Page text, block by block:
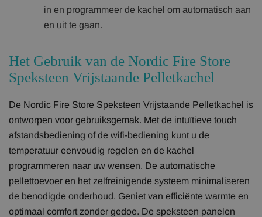
in en programmeer de kachel om automatisch aan
en uit te gaan.
Het Gebruik van de Nordic Fire Store
Speksteen Vrijstaande Pelletkachel
De Nordic Fire Store Speksteen Vrijstaande Pelletkachel is
ontworpen voor gebruiksgemak. Met de intuïtieve touch
afstandsbediening of de wifi-bediening kunt u de
temperatuur eenvoudig regelen en de kachel
programmeren naar uw wensen. De automatische
pellettoevoer en het zelfreinigende systeem minimaliseren
de benodigde onderhoud. Geniet van efficiënte warmte en
optimaal comfort zonder gedoe. De speksteen panelen